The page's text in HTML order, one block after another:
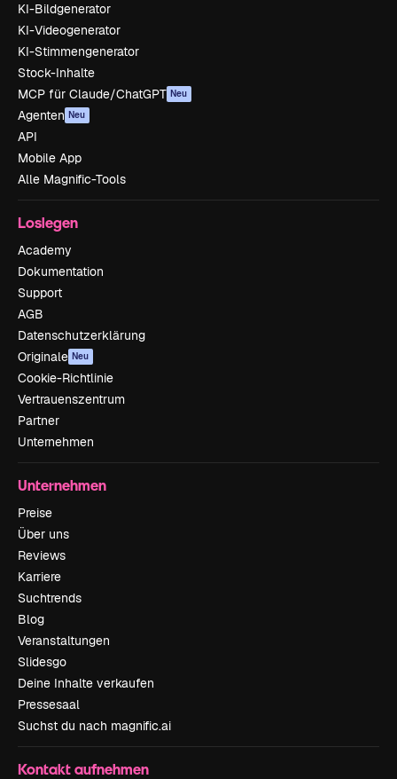
KI-Bildgenerator
KI-Videogenerator
KI-Stimmengenerator
Stock-Inhalte
MCP für Claude/ChatGPT Neu
Agenten Neu
API
Mobile App
Alle Magnific-Tools
Loslegen
Academy
Dokumentation
Support
AGB
Datenschutzerklärung
Originale Neu
Cookie-Richtlinie
Vertrauenszentrum
Partner
Unternehmen
Unternehmen
Preise
Über uns
Reviews
Karriere
Suchtrends
Blog
Veranstaltungen
Slidesgo
Deine Inhalte verkaufen
Pressesaal
Suchst du nach magnific.ai
Kontakt aufnehmen